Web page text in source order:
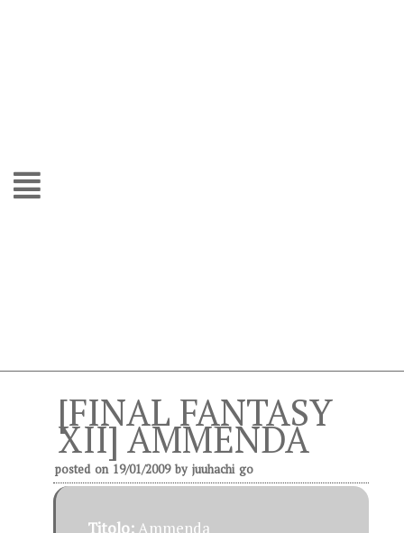
[FINAL FANTASY
XII] AMMENDA
posted on 19/01/2009by juuhachi go
Titolo:Ammenda